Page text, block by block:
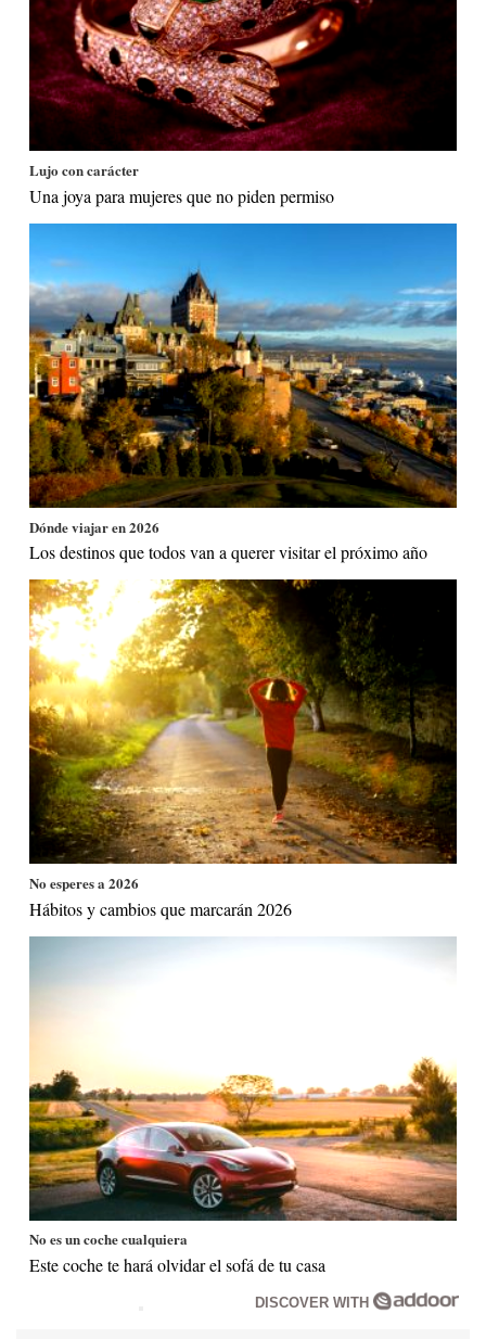
Lujo con carácter
Una joya para mujeres que no piden permiso
Dónde viajar en 2026
Los destinos que todos van a querer visitar el próximo año
No esperes a 2026
Hábitos y cambios que marcarán 2026
No es un coche cualquiera
Este coche te hará olvidar el sofá de tu casa
DISCOVER WITH